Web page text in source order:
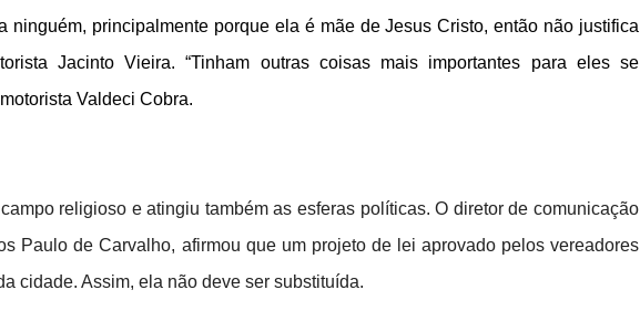
ninguém, principalmente porque ela é mãe de Jesus Cristo, então não justifica
Jacinto Vieira. “Tinham outras coisas mais importantes para eles se
Valdeci Cobra.
religioso e atingiu também as esferas políticas. O diretor de comunicação
Paulo de Carvalho, afirmou que um projeto de lei aprovado pelos vereadores
cidade. Assim, ela não deve ser substituída.